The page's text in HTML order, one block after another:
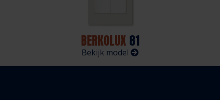
BERKOLUX 81
Bekijk model